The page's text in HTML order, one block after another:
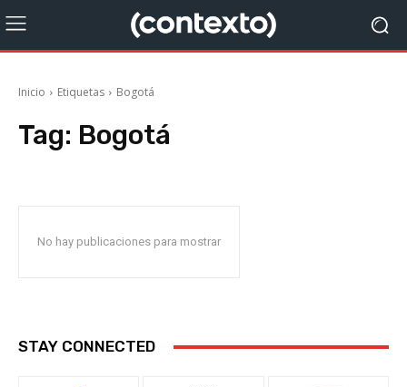
Inicio Etiquetas Bogotá
Tag: Bogotá
No hay publicaciones para mostrar
STAY CONNECTED